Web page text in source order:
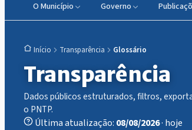
O Município Governo
Início Transparência Glossário
Transparência
Dados públicos estruturados, filtros,
o PNTP.
Última atualização: 08/08/2026· hoje